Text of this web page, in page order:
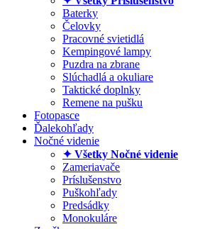
Baterky
Čelovky
Pracovné svietidlá
Kempingové lampy
Puzdra na zbrane
Slúchadlá a okuliare
Taktické doplnky
Remene na pušku
Fotopasce
Ďalekohľady
Nočné videnie
✦ Všetky Nočné videnie
Zameriavače
Príslušenstvo
Puškohľady
Predsádky
Monokuláre